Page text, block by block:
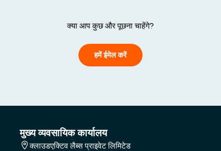
क्या आप कुछ और पूछना चाहेंगे?
हमें ईमेल करें
मुख्य व्यवसायिक कार्यालय
क्लाउडएक्टिव लैब्स प्राइवेट लिमिटेड